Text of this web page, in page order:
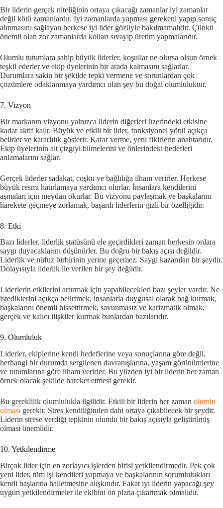
Bir liderin gerçek niteliğinin ortaya çıkacağı zamanlar iyi zamanlar
değil kötü zamanlardır. İyi zamanlarda yapması gerekeni yapıp sonuç
alınmasını sağlayan herkese iyi lider gözüyle bakılmamalıdır. Çünkü
önemli olan zor zamanlarda kolları sıvayıp üretim yapmalarıdır.
Olumlu tutumlara sahip büyük liderler, koşullar ne olursa olsun örnek
teşkil ederler ve ekip üyelerinin bir arada kalmasını sağlarlar.
Durumlara sakin bir şekilde tepki vermene ve sorunlardan çok
çözümlere odaklanmaya yardımcı olan şey bu doğal olumluluktur.
7. Vizyon
Bir markanın vizyonu yalnızca liderin diğerleri üzerindeki etkisine
kadar aktif kalır. Büyük ve etkili bir lider, fonksiyonel yönü açıkça
belirler ve kararlılık gösterir. Karar verme, yeni fikirlerin anahtarıdır.
Ekip üyelerinin alt çizgiyi bilmelerini ve önlerindeki hedefleri
anlamalarını sağlar.
Gerçek liderler sadakat, coşku ve bağlılığa ilham verirler. Herkese
büyük resmi hatırlamaya yardımcı olurlar. İnsanlara kendilerini
aşmaları için meydan okurlar. Bu vizyonu paylaşmak ve başkalarını
harekete geçmeye zorlamak, başarılı liderlerin gizli bir özelliğidir.
8. Etki
Bazı liderler, liderlik statüsünü ele geçirdikleri zaman herkesin onlara
saygı duyacaklarını düşünürler. Bu doğru bir bakış açısı değildir.
Liderlik ve nüfuz birbirinin yerine geçemez. Saygı kazanılan bir şeydir.
Dolayısıyla liderlik ile verilen bir şey değildir.
Liderlerin etkilerini artırmak için yapabilecekleri bazı şeyler vardır. Ne
istediklerini açıkça belirtmek, insanlarla duygusal olarak bağ kurmak,
başkalarını önemli hissettirmek, savunmasız ve karizmatik olmak,
gerçek ve kalıcı ilişkiler kurmak bunlardan bazılarıdır.
9. Olumluluk
Liderler, ekiplerine kendi hedeflerine veya sonuçlarına göre değil,
herhangi bir durumda sergilenen davranışlarına, yaşam görünümlerine
ve tutumlarına göre ilham verirler. Bu yüzden iyi bir liderin her zaman
örnek olacak şekilde hareket etmesi gerekir.
Bu gereklilik olumlulukla ilgilidir. Etkili bir liderin her zaman olumlu
olması gerekir. Stres kendiliğinden dahi ortaya çıkabilecek bir şeydir.
Liderin strese verdiği tepkinin olumlu bir bakış açısıyla geliştirilmiş
olması önemlidir.
10. Yetkilendirme
Birçok lider için en zorlayıcı işlerden birisi yetkilendirmedir. Pek çok
yeni lider, tüm işi kendileri yapmaya ve başkalarının sorumlulukları
kendi başlarına halletmesine alışkındır. Fakat iyi liderin yapacağı şey
uygun yetkilendirmeler ile ekibini ön plana çıkartmak olmalıdır.